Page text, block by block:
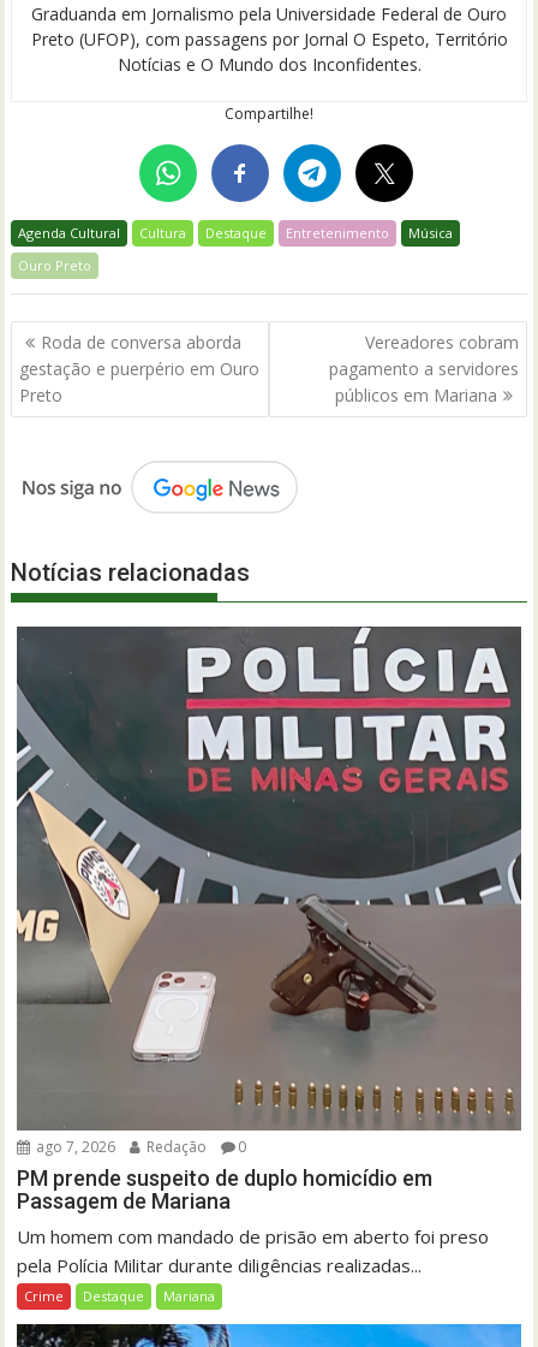
Graduanda em Jornalismo pela Universidade Federal de Ouro
Preto (UFOP), com passagens por Jornal O Espeto, Território
Notícias e O Mundo dos Inconfidentes.
Compartilhe!
Agenda Cultural Cultura Destaque Entretenimento
Música
Ouro Preto
Navegação
de
Post
Roda de conversa aborda
gestação e puerpério em Ouro
Preto
Vereadores cobram
pagamento a servidores
públicos em Mariana
Notícias relacionadas
ago 7, 2026 Redação 0
PM prende suspeito de duplo homicídio em
Passagem de Mariana
Um homem com mandado de prisão em aberto foi preso
pela Polícia Militar durante diligências realizadas...
Crime Destaque Mariana